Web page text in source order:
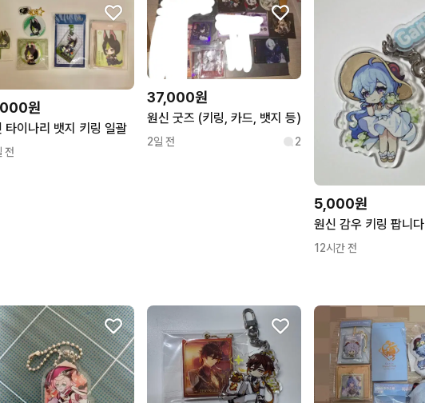
상품 정보가 자세히 적혀있어요.
원
타이나리 뱃지 키링 일괄
전
37,000원
원신 굿즈 (키링, 카드, 뱃지 등)
2일 전 2
5,000원
원신 감우 키링 팝니다
12시간 전